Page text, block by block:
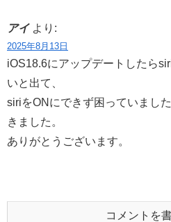
アイ より:
2025年8月13日
iOS18.6にアップデートしたら
いと出て、
siriをONにできず困っていまし
きました。
ありがとうございます。
コメントを